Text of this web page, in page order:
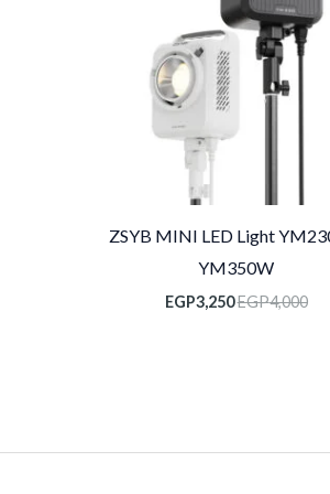
ZSYB MINI LED Light
YM350W
EGP4,000
EGP3,250